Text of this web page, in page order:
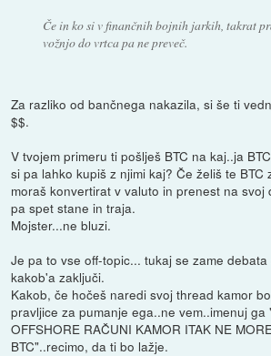
Če in ko si v finančnih bojnih jarkih, takrat
vožnjo do vrtca pa ne preveč.
Za razliko od bančnega nakazila, si še ti
$$.
V tvojem primeru ti pošlješ BTC na kaj..ja
si pa lahko kupiš z njimi kaj? Če želiš te BTC
moraš konvertirat v valuto in prenest na svoj
pa spet stane in traja.
Mojster...ne bluzi.
Je pa to vse off-topic... tukaj se zame
kakob'a zaključi.
Kakob, če hočeš naredi svoj thread kamor
pravljice za pumanje ega..ne vem..imenuj ga
OFFSHORE RAČUNI KAMOR ITAK NE
BTC"..recimo, da ti bo lažje.